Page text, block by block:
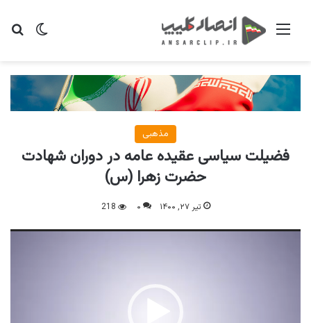
تغییر منو
مذهبی
فضیلت سیاسی عقیده عامه در دوران شهادت
حضرت زهرا (س)
تیر ۲۷, ۱۴۰۰ ۰ 218
نمایشگر